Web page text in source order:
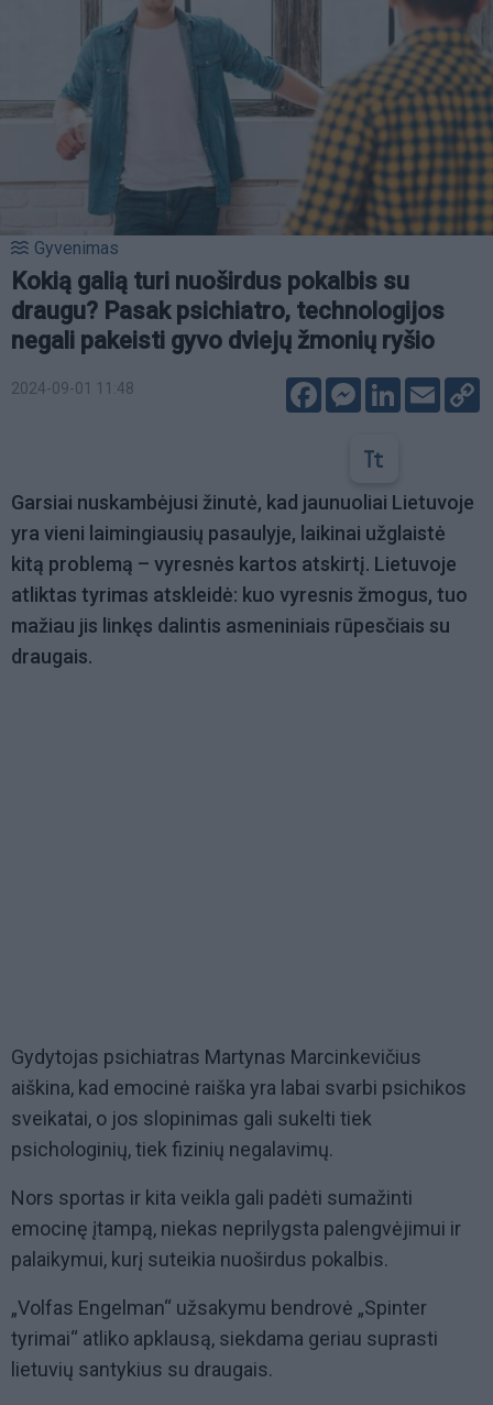
Gyvenimas
Kokią galią turi nuoširdus pokalbis su
draugu? Pasak psichiatro, technologijos
negali pakeisti gyvo dviejų žmonių ryšio
2024-09-01 11:48 FacebookMessenger
LinkedIn
Email
Garsiai nuskambėjusi žinutė, kad jaunuoliai Lietuvoje
yra vieni laimingiausių pasaulyje, laikinai užglaistė
kitą problemą – vyresnės kartos atskirtį. Lietuvoje
atliktas tyrimas atskleidė: kuo vyresnis žmogus, tuo
mažiau jis linkęs dalintis asmeniniais rūpesčiais su
draugais.
Gydytojas psichiatras Martynas Marcinkevičius
aiškina, kad emocinė raiška yra labai svarbi psichikos
sveikatai, o jos slopinimas gali sukelti tiek
psichologinių, tiek fizinių negalavimų.
Nors sportas ir kita veikla gali padėti sumažinti
emocinę įtampą, niekas neprilygsta palengvėjimui ir
palaikymui, kurį suteikia nuoširdus pokalbis.
„Volfas Engelman“ užsakymu bendrovė „Spinter
tyrimai“ atliko apklausą, siekdama geriau suprasti
lietuvių santykius su draugais.